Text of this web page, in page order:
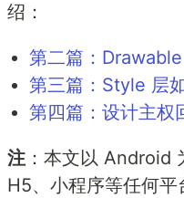
绍：
第二篇：
第三篇：Style 层
第四篇：设计主权
注 ：本文以 Android
H5、小程序等任何平